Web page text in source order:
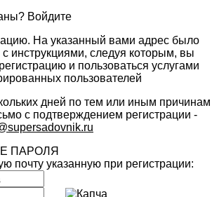
Войдите
На указанный вами адрес было
инструкциями, следуя которым, вы
и пользоваться услугами
пользователей
дней по тем или иным причинам
с подтверждением регистрации -
ПАРОЛЯ
почту указанную при регистрации: